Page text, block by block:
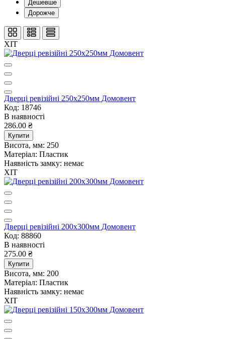
Дешевше
Дорожче
ХІТ
Дверцi ревiзiйнi 250х250мм Домовент
Код: 18746
В наявності
286.00 ₴
Купити
Висота, мм: 250
Матеріал: Пластик
Наявність замку: немає
ХІТ
Дверцi ревiзiйнi 200х300мм Домовент
Код: 88860
В наявності
275.00 ₴
Купити
Висота, мм: 200
Матеріал: Пластик
Наявність замку: немає
ХІТ